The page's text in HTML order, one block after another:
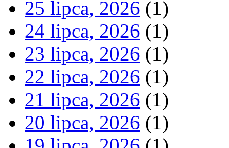
25 lipca, 2026 (1)
24 lipca, 2026 (1)
23 lipca, 2026 (1)
22 lipca, 2026 (1)
21 lipca, 2026 (1)
20 lipca, 2026 (1)